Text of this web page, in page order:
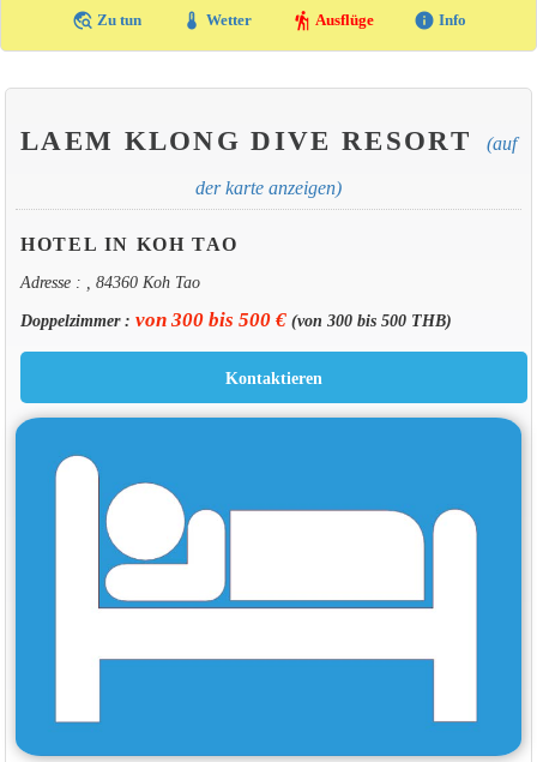
travel_explore Zu tun thermostat Wetter hiking Ausflüge info Info
LAEM KLONG DIVE RESORT (auf
der karte anzeigen)
HOTEL IN KOH TAO
Adresse : , 84360 Koh Tao
Doppelzimmer : von 300 bis 500 €(von 300 bis 500 THB)